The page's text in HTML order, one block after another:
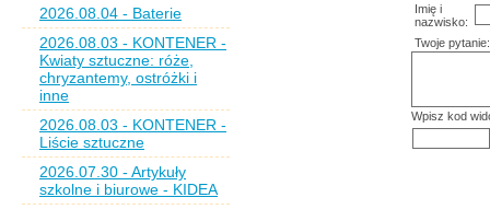
2026.08.04 - Baterie
2026.08.03 - KONTENER -
Kwiaty sztuczne: róże,
chryzantemy, ostróżki i
inne
2026.08.03 - KONTENER -
Liście sztuczne
2026.07.30 - Artykuły
szkolne i biurowe - KIDEA
Imię i
nazwisko:
Twoje pytanie:
Wpisz kod